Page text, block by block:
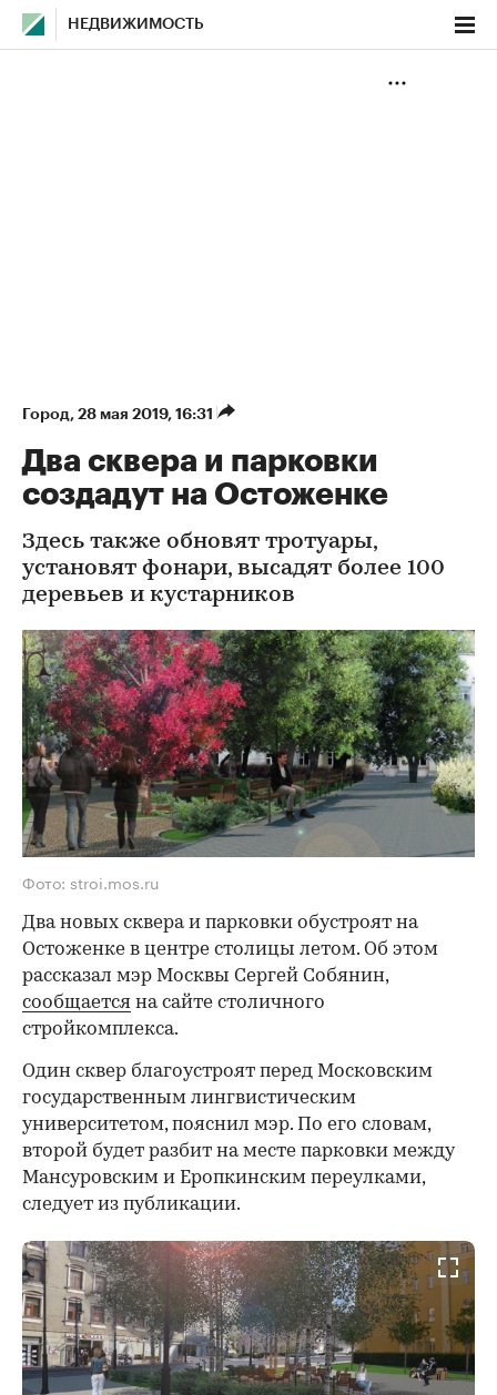
НЕДВИЖИМОСТЬ
Город⁠, 28 мая 2019, 16:31
Два сквера и парковки
создадут на Остоженке
Здесь также обновят тротуары,
установят фонари, высадят более 100
деревьев и кустарников
Фото: stroi.mos.ru
Два новых сквера и парковки обустроят на
Остоженке в центре столицы летом. Об этом
рассказал мэр Москвы Сергей Собянин,
сообщается на сайте столичного
стройкомплекса.
Один сквер благоустроят перед Московским
государственным лингвистическим
университетом, пояснил мэр. По его словам,
второй будет разбит на месте парковки между
Мансуровским и Еропкинским переулками,
следует из публикации.